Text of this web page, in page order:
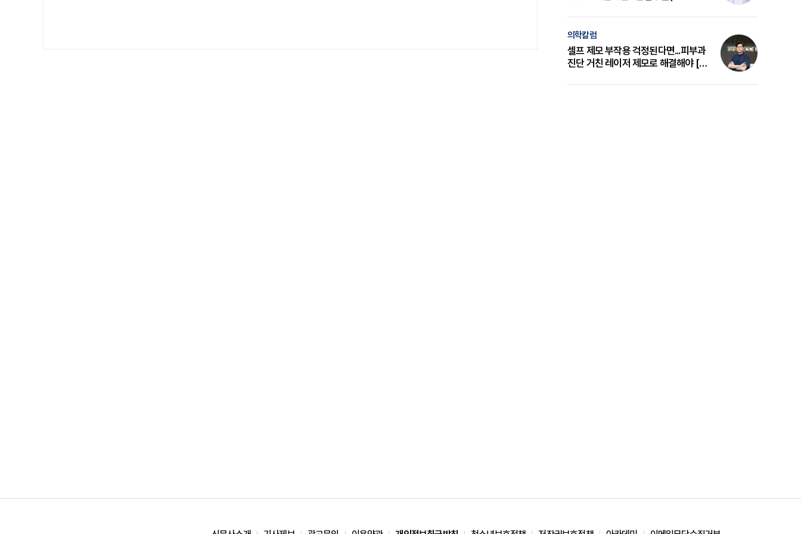
의학칼럼
셀프 제모 부작용 걱정된다면...피부과
진단 거친 레이저 제모로 해결해야 [변